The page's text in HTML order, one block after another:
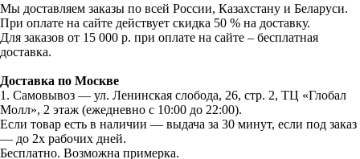
Мы доставляем заказы по всей России, Казахстану и Беларуси.
При оплате на сайте действует скидка 50 % на доставку.
Для заказов от 15 000 р. при оплате на сайте – бесплатная
доставка.
Доставка по Москве
1. Самовывоз — ул. Ленинская слобода, 26, стр. 2, ТЦ «Глобал
Молл», 2 этаж (ежедневно с 10:00 до 22:00).
Если товар есть в наличии — выдача за 30 минут, если под заказ
— до 2х рабочих дней.
Бесплатно. Возможна примерка.